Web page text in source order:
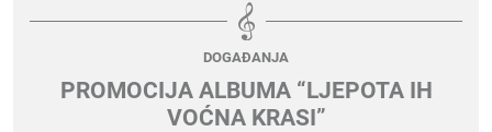
DOGAĐANJA
PROMOCIJA ALBUMA “LJEPOTA IH
VOĆNA KRASI”